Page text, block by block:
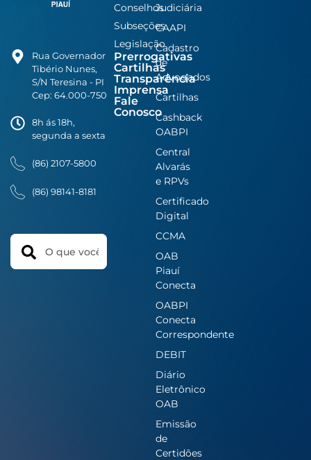
Rua Governador
Tibério Nunes,
S/N Teresina - PI
Cep: 64.000-750
8h ás 18h,
segunda a sexta
(86) 2107-5800
(86) 98141-8181
Search
Conselhos
Subseções
Legislação
Prerrogativas
Cartilhas
Transparência
Imprensa
Fale
Conosco
Judiciária
CAAPI
Cadastro
de
Advogados
Cartilhas
Cashback
OABPI
Central
Alvarás
e RPVs
Certificado
Digital
CCMA
OAB
Piauí
Conecta
OABPI
Conecta
Correspondente
DEBIT
Diário
Eletrônico
OAB
Emissão
de
Certidões